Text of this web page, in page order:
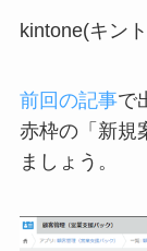
kintone(キン
前回の記事で
赤枠の「新規
ましょう。